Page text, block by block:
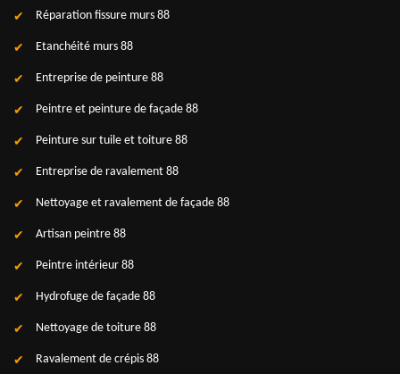
Réparation fissure murs 88
Etanchéité murs 88
Entreprise de peinture 88
Peintre et peinture de façade 88
Peinture sur tuile et toiture 88
Entreprise de ravalement 88
Nettoyage et ravalement de façade 88
Artisan peintre 88
Peintre intérieur 88
Hydrofuge de façade 88
Nettoyage de toiture 88
Ravalement de crépis 88